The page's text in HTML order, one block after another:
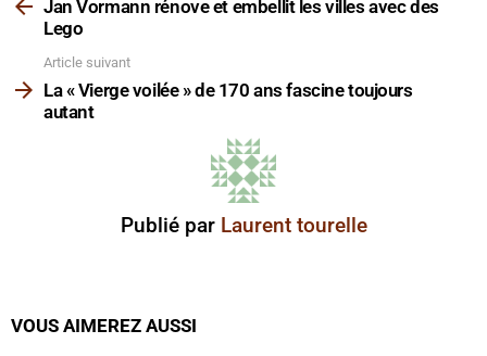
plus
Jan Vormann rénove et embellit les villes avec des
Lego
Article suivant
La « Vierge voilée » de 170 ans fascine toujours
autant
Publié par Laurent tourelle
VOUS AIMEREZ AUSSI